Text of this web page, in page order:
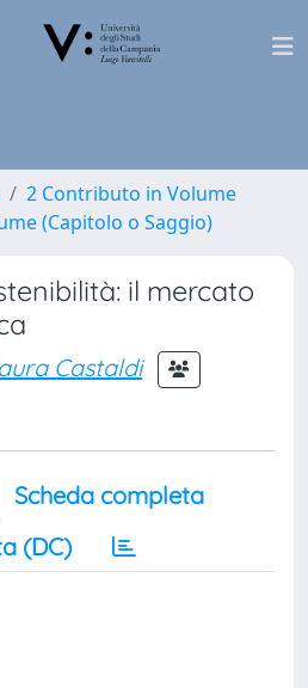
2 Contributo in Volume
(Capitolo o Saggio)
il mercato
Castaldi
Scheda completa
(DC)